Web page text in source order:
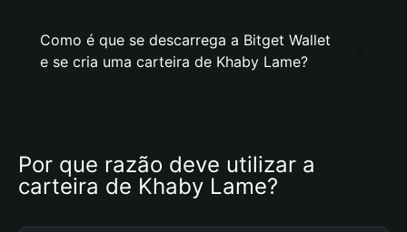
Como é que se descarrega a Bitget Wallet
e se cria uma carteira de Khaby Lame?
Por que razão deve utilizar a
carteira de Khaby Lame?